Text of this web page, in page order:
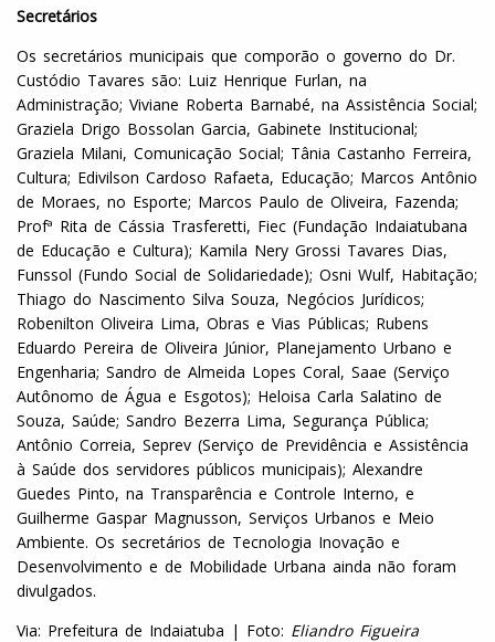
Secretários
Os secretários municipais que comporão o governo do Dr.
Custódio Tavares são: Luiz Henrique Furlan, na
Administração; Viviane Roberta Barnabé, na Assistência Social;
Graziela Drigo Bossolan Garcia, Gabinete Institucional;
Graziela Milani, Comunicação Social; Tânia Castanho Ferreira,
Cultura; Edivilson Cardoso Rafaeta, Educação; Marcos Antônio
de Moraes, no Esporte; Marcos Paulo de Oliveira, Fazenda;
Profª Rita de Cássia Trasferetti, Fiec (Fundação Indaiatubana
de Educação e Cultura); Kamila Nery Grossi Tavares Dias,
Funssol (Fundo Social de Solidariedade); Osni Wulf, Habitação;
Thiago do Nascimento Silva Souza, Negócios Jurídicos;
Robenilton Oliveira Lima, Obras e Vias Públicas; Rubens
Eduardo Pereira de Oliveira Júnior, Planejamento Urbano e
Engenharia; Sandro de Almeida Lopes Coral, Saae (Serviço
Autônomo de Água e Esgotos); Heloisa Carla Salatino de
Souza, Saúde; Sandro Bezerra Lima, Segurança Pública;
Antônio Correia, Seprev (Serviço de Previdência e Assistência
à Saúde dos servidores públicos municipais); Alexandre
Guedes Pinto, na Transparência e Controle Interno, e
Guilherme Gaspar Magnusson, Serviços Urbanos e Meio
Ambiente. Os secretários de Tecnologia Inovação e
Desenvolvimento e de Mobilidade Urbana ainda não foram
divulgados.
Via: Prefeitura de Indaiatuba | Foto: Eliandro Figueira